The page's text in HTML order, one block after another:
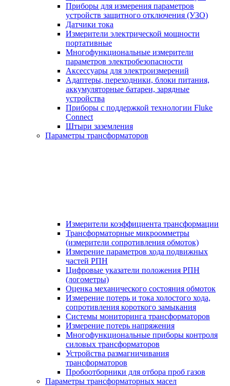
Приборы для измерения параметров
устройств защитного отключения (УЗО)
Датчики тока
Измерители электрической мощности
портативные
Многофункциональные измерители
параметров электробезопасности
Аксессуары для электроизмерений
Адаптеры, переходники, блоки питания,
аккумуляторные батареи, зарядные
устройства
Приборы с поддержкой технологии Fluke
Connect
Штыри заземления
Параметры трансформаторов
Измерители коэффициента трансформации
Трансформаторные микроомметры
(измерители сопротивления обмоток)
Измерение параметров хода подвижных
частей РПН
Цифровые указатели положения РПН
(логометры)
Оценка механического состояния обмоток
Измерение потерь и тока холостого хода,
сопротивления короткого замыкания
Системы мониторинга трансформаторов
Измерение потерь напряжения
Многофункциональные приборы контроля
силовых трансформаторов
Устройства размагничивания
трансформаторов
Пробоотборники для отбора проб газов
Параметры трансформаторных масел